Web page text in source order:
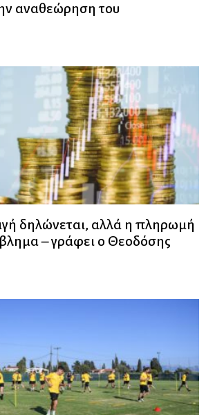
αναθεώρηση του
δηλώνεται, αλλά η πληρωμή
– γράφει ο Θεοδόσης